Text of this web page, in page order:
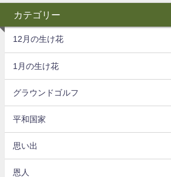
カテゴリー
12月の生け花
1月の生け花
グラウンドゴルフ
平和国家
思い出
恩人